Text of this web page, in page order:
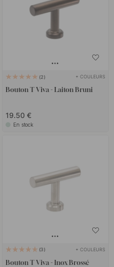
2 + COULEURS
Bouton T Viva - Laiton Bruni
19.50 €
En stock
3 + COULEURS
Bouton T Viva - Inox Brossé